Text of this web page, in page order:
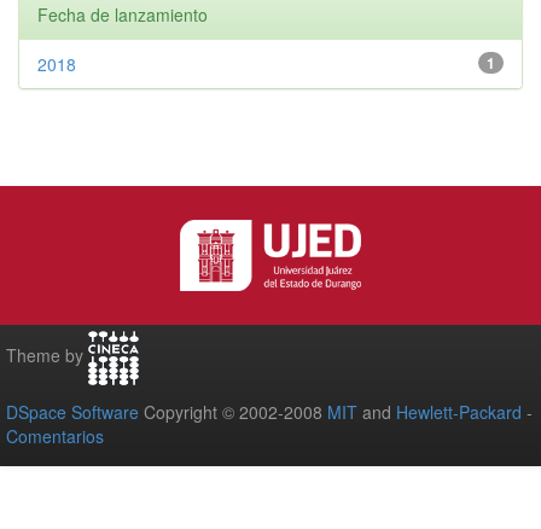
Fecha de lanzamiento
1
2018
Theme by
DSpace Software Copyright © 2002-2008 MIT and Hewlett-Packard -
Comentarios